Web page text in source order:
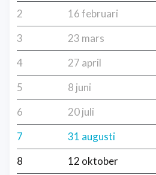
2
16 februari
3
23 mars
4
27 april
5
8 juni
6
20 juli
7
31 augusti
8
12 oktober